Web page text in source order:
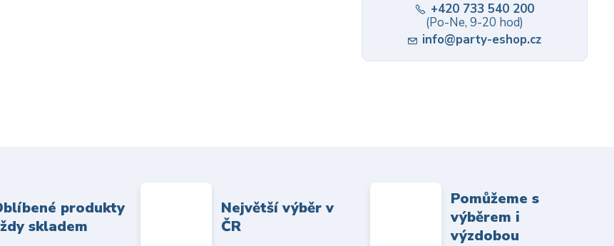
+420 733 540 200
(Po-Ne, 9-20 hod)
info@party-eshop.cz
produkty
skladem
Největší výběr v
ČR
Pomůžeme s
výběrem i
výzdobou